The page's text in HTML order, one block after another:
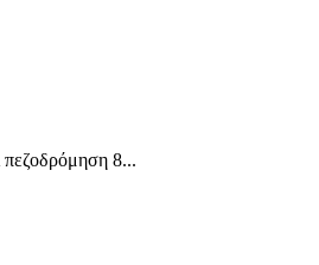
πεζοδρόμηση 8...